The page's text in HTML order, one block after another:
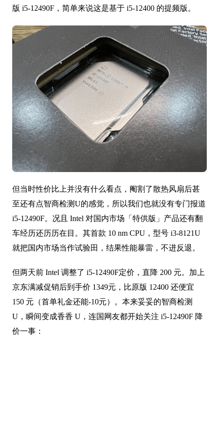
版 i5-12490F，简单来说这是基于 i5-12400 的提频版。
但当时性价比上并没有什么看点，阉割了散热风扇后甚
至还有点智商检测U的感觉，所以我们也就没有专门报道
i5-12490F。况且 Intel 对国内市场「特供版」产品还有翻
车经历还历历在目。其首款 10 nm CPU，型号 i3-8121U
就把国内市场当作试验田，结果性能暴雷，不进反退。
但两天前 Intel 调整了 i5-12490F定价，直降 200 元。加上
京东满减促销后到手价 1349元，比原版 12400 还便宜
150 元（首单礼金还能-10元）。本来妥妥的智商检测
U，瞬间变成香香 U，连国网友都开始关注 i5-12490F 降
价一事：